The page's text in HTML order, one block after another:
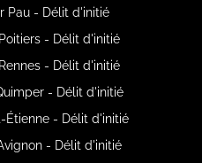
Pau - Délit d'initié
- Délit d'initié
- Délit d'initié
- Délit d'initié
Étienne - Délit d'initié
- Délit d'initié